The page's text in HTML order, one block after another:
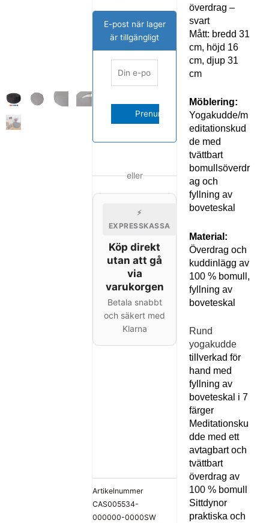
E-post när lager
är tillgängligt
eller
⚡
EXPRESSKASSA
Köp direkt
utan att gå
via
varukorgen
Betala snabbt
och säkert med
Klarna
Artikelnummer
CAS005534-
000000-0000SW
överdrag –
svart
Mått: bredd 31
cm, höjd 16
cm, djup 31
cm
Möblering:
Yogakudde/m
editationskud
de med
tvättbart
bomullsöverdr
ag och
fyllning av
boveteskal
Material:
Överdrag och
kuddinlägg av
100 % bomull,
fyllning av
boveteskal
Rund
yogakudde
tillverkad för
hand med
fyllning av
boveteskal i 7
färger
Meditationsku
dde med ett
avtagbart och
tvättbart
överdrag av
100 % bomull
Sittdynor
praktiska och